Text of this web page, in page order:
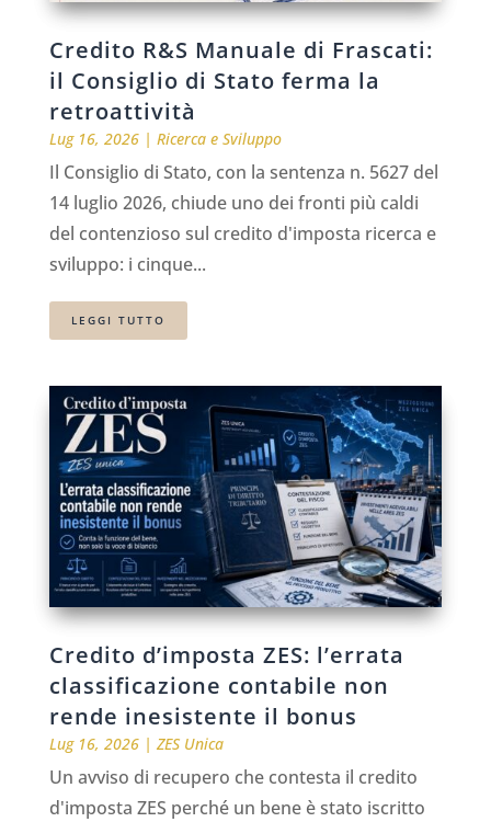
Credito R&S Manuale di Frascati:
il Consiglio di Stato ferma la
retroattività
Lug 16, 2026| Ricerca e Sviluppo
Il Consiglio di Stato, con la sentenza n. 5627 del
14 luglio 2026, chiude uno dei fronti più caldi
del contenzioso sul credito d'imposta ricerca e
sviluppo: i cinque...
LEGGI TUTTO
Credito d’imposta ZES: l’errata
classificazione contabile non
rende inesistente il bonus
Lug 16, 2026| ZES Unica
Un avviso di recupero che contesta il credito
d'imposta ZES perché un bene è stato iscritto